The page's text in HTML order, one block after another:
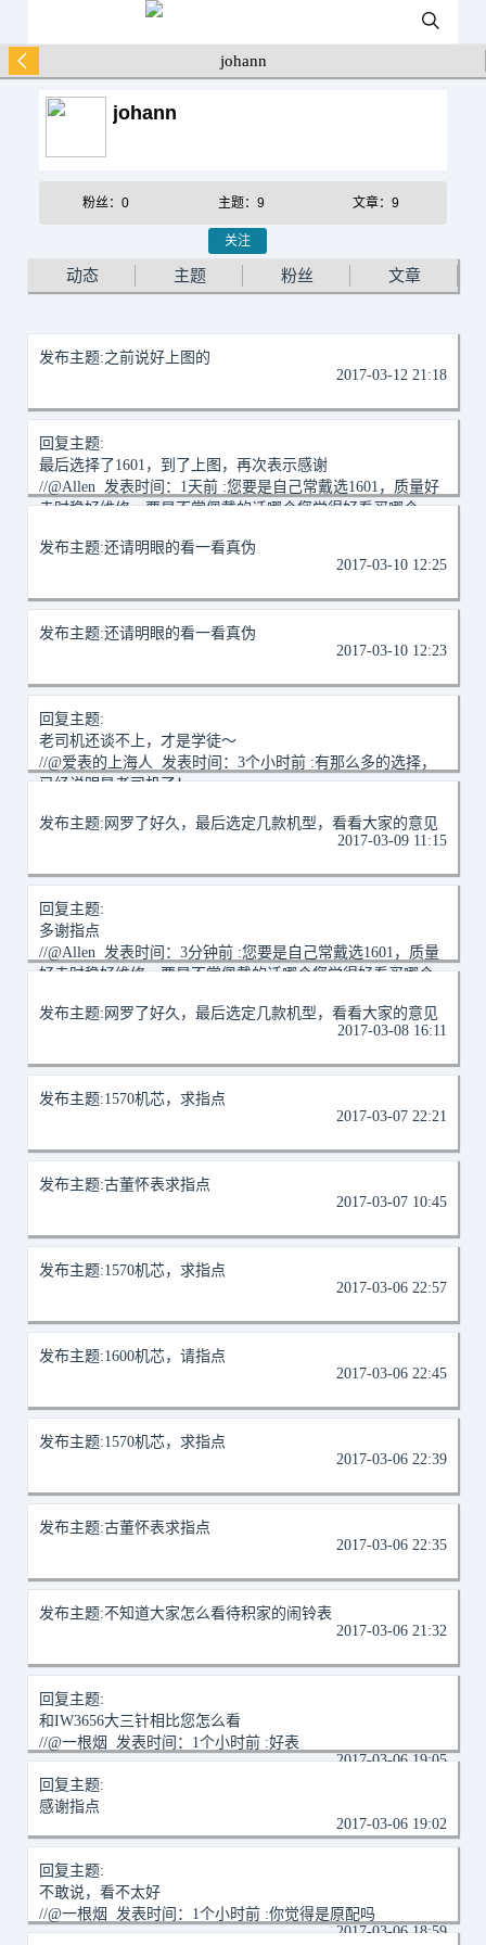
johann
johann
粉丝：0 主题：9 文章：9
关注
动态 主题 粉丝 文章
发布主题:之前说好上图的
2017-03-12 21:18
回复主题:
最后选择了1601，到了上图，再次表示感谢
//@Allen 发表时间：1天前 :您要是自己常戴选1601，质量好
走时稳好维修。要是不常佩戴的话哪个您觉得好看买哪个
发布主题:还请明眼的看一看真伪
2017-03-10 12:25
发布主题:还请明眼的看一看真伪
2017-03-10 12:23
回复主题:
老司机还谈不上，才是学徒～
//@爱表的上海人 发表时间：3个小时前 :有那么多的选择，
已经说明是老司机了！
发布主题: 网罗了好久，最后选定几款机型，看看大家的意见
2017-03-09 11:15
回复主题:
多谢指点
//@Allen 发表时间：3分钟前 :您要是自己常戴选1601，质量
好走时稳好维修。要是不常佩戴的话哪个您觉得好看买哪个
发布主题: 网罗了好久，最后选定几款机型，看看大家的意见
2017-03-08 16:11
发布主题:1570机芯，求指点
2017-03-07 22:21
发布主题:古董怀表求指点
2017-03-07 10:45
发布主题:1570机芯，求指点
2017-03-06 22:57
发布主题:1600机芯，请指点
2017-03-06 22:45
发布主题:1570机芯，求指点
2017-03-06 22:39
发布主题:古董怀表求指点
2017-03-06 22:35
发布主题:不知道大家怎么看待积家的闹铃表
2017-03-06 21:32
回复主题:
和IW3656大三针相比您怎么看
//@一根烟 发表时间：1个小时前 :好表
2017-03-06 19:05
回复主题:
感谢指点
2017-03-06 19:02
回复主题:
不敢说，看不太好
//@一根烟 发表时间：1个小时前 :你觉得是原配吗
2017-03-06 18:59